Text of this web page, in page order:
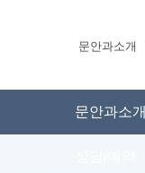
문안과소개
문안과소개